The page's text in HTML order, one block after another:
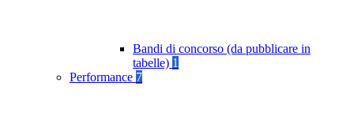
Bandi di concorso (da pubblicare in
tabelle) 1
Performance 7